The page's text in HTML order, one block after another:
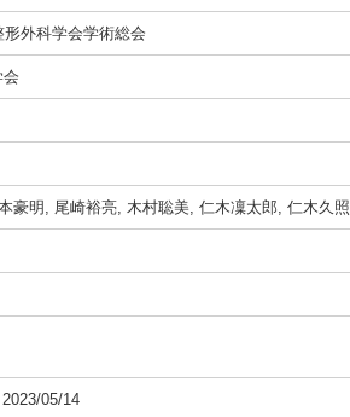
外科学会学術総会
豪明, 尾崎裕亮, 木村聡美, 仁木凜太郎, 仁木久照
05/14